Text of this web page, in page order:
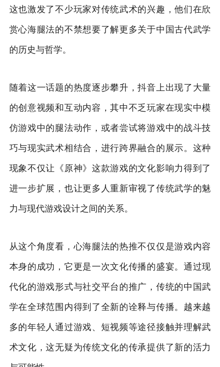
这也激发了不少玩家对传统武术的兴趣，他们在欣
赏心海腿法的不禁想要了解更多关于中国古代武学
的历史与哲学。
随着这一话题的热度逐步攀升，抖音上出现了大量
的创意视频和互动内容，其中不乏玩家在现实中模
仿游戏中的腿法动作，或者尝试将游戏中的战斗技
巧与现实武术相结合，进行跨界融合的展示。这种
现象不仅让《原神》这款游戏的文化影响力得到了
进一步扩展，也让更多人重新审视了传统武学的魅
力与现代游戏设计之间的关系。
从这个角度看，心海腿法的热推不仅仅是游戏内容
本身的成功，它更是一次文化传播的盛宴。通过现
代化的游戏形式与社交平台的推广，传统的中国武
学在全球范围内得到了全新的诠释与传播。越来越
多的年轻人通过游戏、短视频等途径接触并理解武
术文化，这无疑为传统文化的传承提供了新的活力